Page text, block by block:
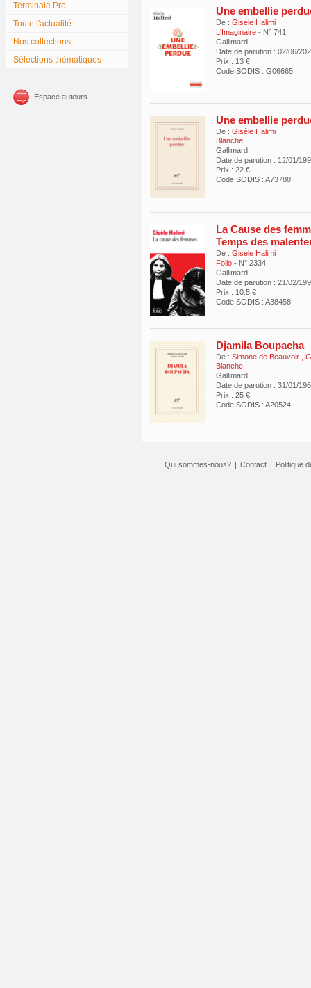
Terminale Pro
Toute l'actualité
Nos collections
Sélections thématiques
Espace auteurs
Une embellie
De : Gisèle Halimi
L'Imaginaire - N° 741
Gallimard
Date de parution : 02/06/
Prix : 13 €
Code SODIS : G06665
Une embellie
De : Gisèle Halimi
Blanche
Gallimard
Date de parution : 12/01/
Prix : 22 €
Code SODIS : A73788
La Cause des
Temps des
De : Gisèle Halimi
Folio - N° 2334
Gallimard
Date de parution : 21/02/
Prix : 10.5 €
Code SODIS : A38458
Djamila Boupacha
De : Simone de Beauvoir
Blanche
Gallimard
Date de parution : 31/01/
Prix : 25 €
Code SODIS : A20524
Qui sommes-nous? | Contact | Politique